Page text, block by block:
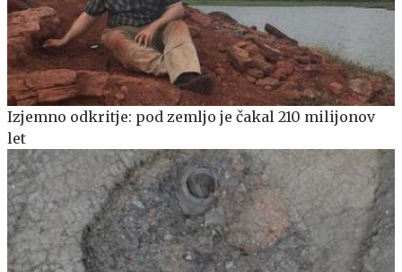
Izjemno odkritje: pod zemljo je čakal 210 milijonov
let